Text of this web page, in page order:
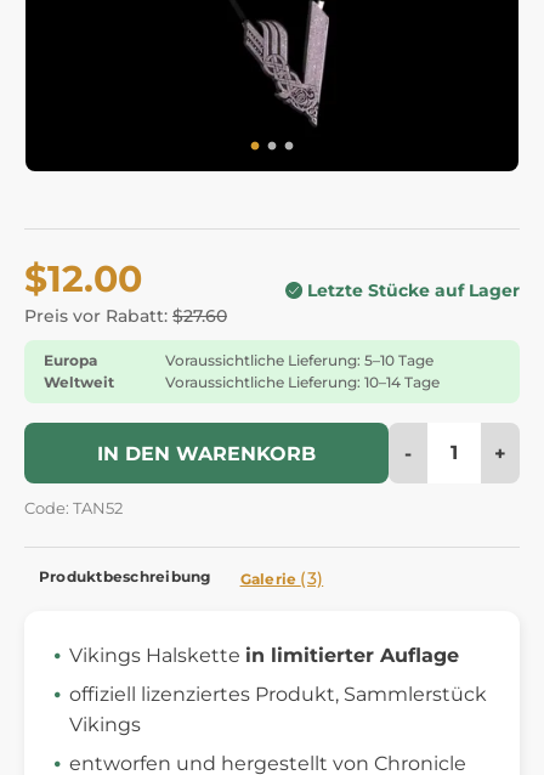
$12.00
Preis vor Rabatt: $27.60
Letzte Stücke auf Lager
Europa
Voraussichtliche Lieferung: 5–10 Tage
Weltweit
Voraussichtliche Lieferung: 10–14 Tage
IN DEN WARENKORB - +
Code: TAN52
Produktbeschreibung Galerie (3)
Vikings Halskette in limitierter Auflage
offiziell lizenziertes Produkt, Sammlerstück
Vikings
entworfen und hergestellt von Chronicle